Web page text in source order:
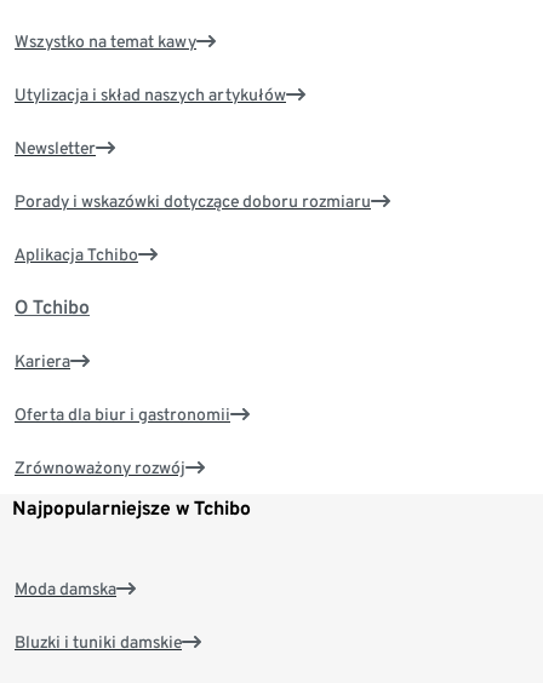
Wszystko na temat kawy
Utylizacja i skład naszych artykułów
Newsletter
Porady i wskazówki dotyczące doboru rozmiaru
Aplikacja Tchibo
O Tchibo
Kariera
Oferta dla biur i gastronomii
Zrównoważony rozwój
Najpopularniejsze w Tchibo
Moda damska
Bluzki i tuniki damskie